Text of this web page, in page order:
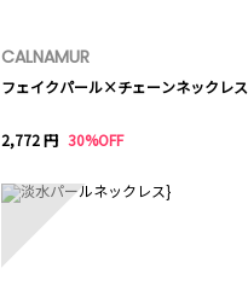
CALNAMUR
フェイクパール×チェーンネックレス
2,772 円 30%OFF